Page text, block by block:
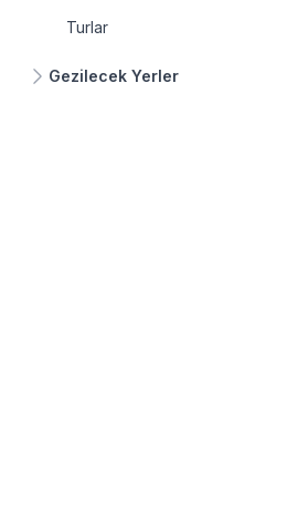
Turlar
Gezilecek Yerler